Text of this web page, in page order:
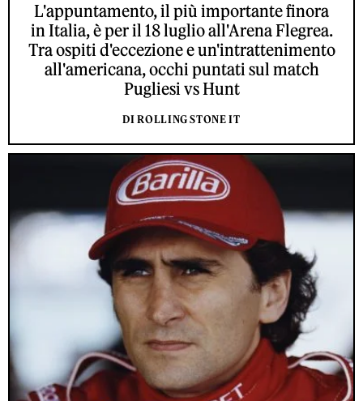
L'appuntamento, il più importante finora
in Italia, è per il 18 luglio all'Arena Flegrea.
Tra ospiti d'eccezione e un'intrattenimento
all'americana, occhi puntati sul match
Pugliesi vs Hunt
DI ROLLING STONE IT